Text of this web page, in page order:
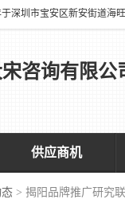
咨询有限公
供应商机
> 揭阳品牌推广研究